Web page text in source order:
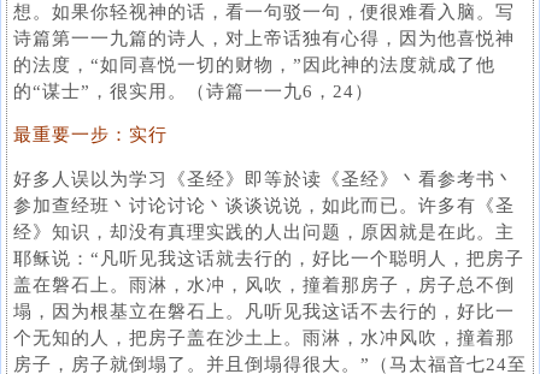
想。如果你轻视神的话，看一句驳一句，便很难看入脑。写
诗篇第一一九篇的诗人，对上帝话独有心得，因为他喜悦神
的法度，“如同喜悦一切的财物，”因此神的法度就成了他
的“谋士”，很实用。（诗篇一一九6，24）
最重要一步：实行
好多人误以为学习《圣经》即等於读《圣经》丶看参考书丶
参加查经班丶讨论讨论丶谈谈说说，如此而已。许多有《圣
经》知识，却没有真理实践的人出问题，原因就是在此。主
耶稣说：“凡听见我这话就去行的，好比一个聪明人，把房子
盖在磐石上。雨淋，水冲，风吹，撞着那房子，房子总不倒
塌，因为根基立在磐石上。凡听见我这话不去行的，好比一
个无知的人，把房子盖在沙土上。雨淋，水冲风吹，撞着那
房子，房子就倒塌了。并且倒塌得很大。”（马太福音七24至